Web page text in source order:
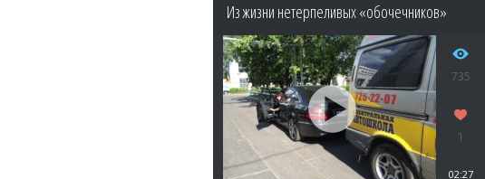
Из жизни нетерпеливых «обочечников»
735
1
02:27